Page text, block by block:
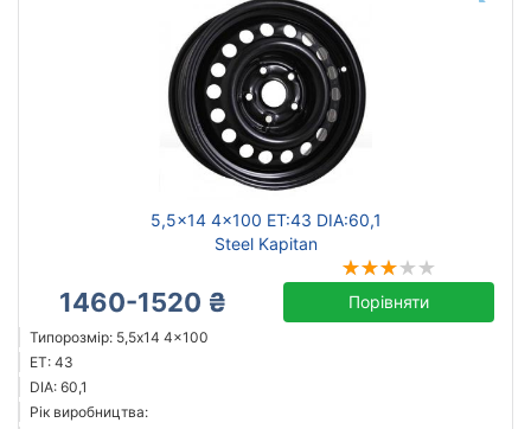
5,5x14 4x100 ET:43 DIA:60,1
Steel Kapitan
1460-1520 ₴ Порівняти
Типорозмір: 5,5x14 4x100
ET: 43
DIA: 60,1
Рік виробництва: